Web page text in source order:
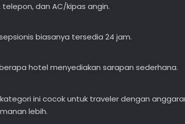
telepon, dan AC/kipas angin.
biasanya tersedia 24 jam.
hotel menyediakan sarapan sederhana.
ini cocok untuk traveler dengan
lebih.